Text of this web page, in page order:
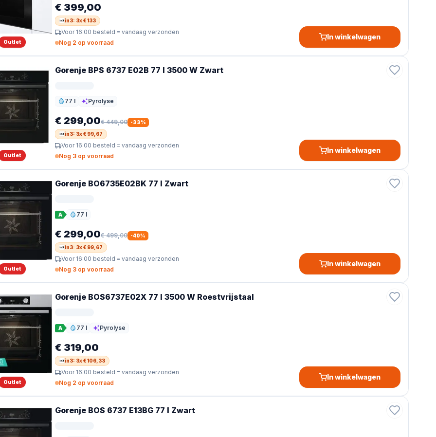
Outlet
€ 399,00
in3: 3x € 133
Voor 16:00 besteld = vandaag verzonden
Nog 2 op voorraad
In winkelwagen
Outlet
Gorenje BPS 6737 E02B 77 l 3500 W Zwart
77 l
Inhoud Pyrolyse
Reiniging
€ 299,00€ 449,00 -33%
in3: 3x € 99,67
Voor 16:00 besteld = vandaag verzonden
Nog 3 op voorraad
In winkelwagen
Outlet
Gorenje BO6735E02BK 77 l Zwart
A 77 l
Inhoud
€ 299,00€ 499,00 -40%
in3: 3x € 99,67
Voor 16:00 besteld = vandaag verzonden
Nog 3 op voorraad
In winkelwagen
Outlet
Gorenje BOS6737E02X 77 l 3500 W Roestvrijstaal
A 77 l
Inhoud Pyrolyse
Reiniging
€ 319,00
in3: 3x € 106,33
Voor 16:00 besteld = vandaag verzonden
Nog 2 op voorraad
In winkelwagen
Gorenje BOS 6737 E13BG 77 l Zwart